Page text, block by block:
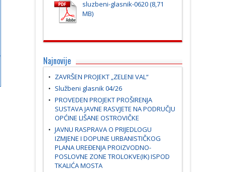
sluzbeni-glasnik-0620
Najnovije
ZAVRŠEN PROJEKT „ZELENI VAL“
Službeni glasnik 04/26
PROVEDEN PROJEKT PROŠIRENJA
SUSTAVA JAVNE RASVJETE NA PODRUČJU
OPĆINE LIŠANE OSTROVIČKE
JAVNU RASPRAVA O PRIJEDLOGU
IZMJENE I DOPUNE URBANISTIČKOG
PLANA UREĐENJA PROIZVODNO-
POSLOVNE ZONE TROLOKVE(IK) ISPOD
TKALIĆA MOSTA